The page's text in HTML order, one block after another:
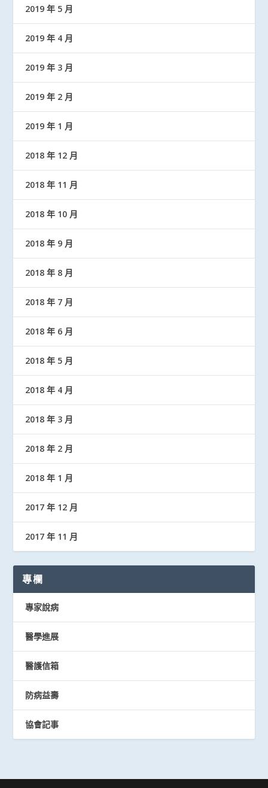
2019 年 5 月
2019 年 4 月
2019 年 3 月
2019 年 2 月
2019 年 1 月
2018 年 12 月
2018 年 11 月
2018 年 10 月
2018 年 9 月
2018 年 8 月
2018 年 7 月
2018 年 6 月
2018 年 5 月
2018 年 4 月
2018 年 3 月
2018 年 2 月
2018 年 1 月
2017 年 12 月
2017 年 11 月
專欄
專家說病
醫學進展
醫護信箱
防病益壽
協會記事